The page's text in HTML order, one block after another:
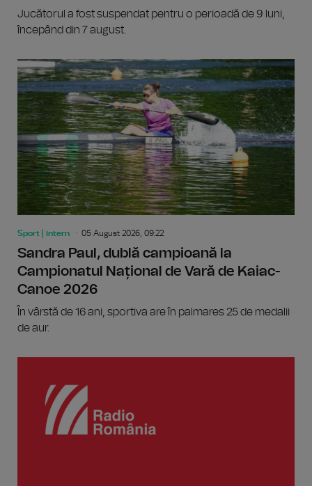
Jucătorul a fost suspendat pentru o perioadă de 9 luni,
începând din 7 august.
Sport | intern 05 August 2026, 09:22
Sandra Paul, dublă campioană la
Campionatul Național de Vară de Kaiac-
Canoe 2026
În vârstă de 16 ani, sportiva are în palmares 25 de medalii
de aur.